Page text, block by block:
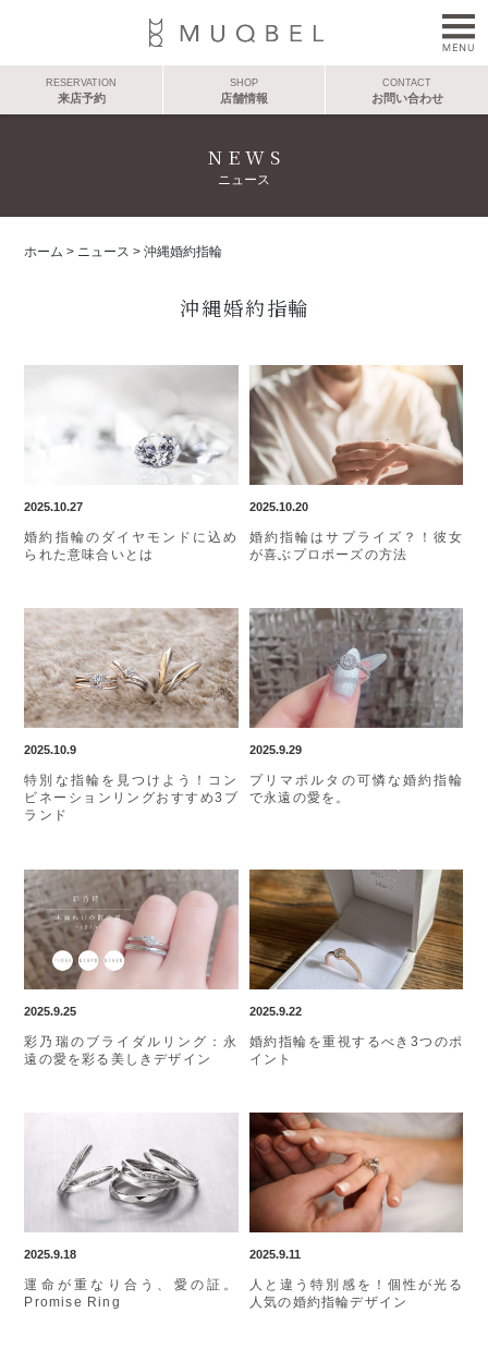
RESERVATION
来店予約
SHOP
店舗情報
CONTACT
お問い合わせ
NEWS
ニュース
ホーム > ニュース >沖縄婚約指輪
沖縄婚約指輪
2025.10.27
婚約指輪のダイヤモンドに込め
られた意味合いとは
2025.10.20
婚約指輪はサプライズ？！彼女
が喜ぶプロポーズの方法
2025.10.9
特別な指輪を見つけよう！コン
ビネーションリングおすすめ3ブ
ランド
2025.9.29
プリマポルタの可憐な婚約指輪
で永遠の愛を。
2025.9.25
彩乃瑞のブライダルリング：永
遠の愛を彩る美しきデザイン
2025.9.22
婚約指輪を重視するべき3つのポ
イント
2025.9.18
運命が重なり合う、愛の証。
Promise Ring
2025.9.11
人と違う特別感を！個性が光る
人気の婚約指輪デザイン